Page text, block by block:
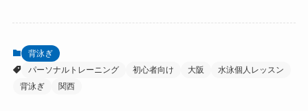
背泳ぎ
パーソナルトレーニング
初心者向け 大阪
水泳個人レッスン
背泳ぎ
関西